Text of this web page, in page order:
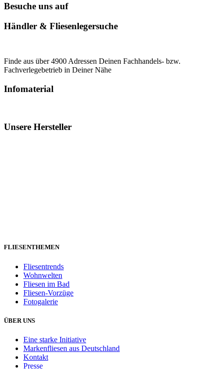
Besuche uns auf
Händler & Fliesenlegersuche
Finde aus über 4900 Adressen Deinen Fachhandels- bzw.
Fachverlegebetrieb in Deiner Nähe
Infomaterial
Unsere Hersteller
FLIESENTHEMEN
Fliesentrends
Wohnwelten
Fliesen im Bad
Fliesen-Vorzüge
Fotogalerie
ÜBER UNS
Eine starke Initiative
Markenfliesen aus Deutschland
Kontakt
Presse